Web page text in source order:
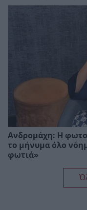
Ανδρομάχη: Η
το μήνυμα όλο
φωτιά»